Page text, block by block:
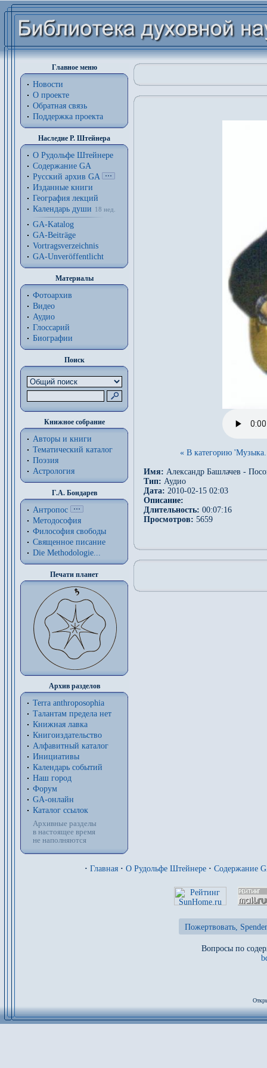
Главное меню
Новости
О проекте
Обратная связь
Поддержка проекта
Наследие Р. Штейнера
О Рудольфе Штейнере
Содержание GA
Русский архив GA
Изданные книги
География лекций
Календарь души
18 нед.
GA-Katalog
GA-Beiträge
Vortragsverzeichnis
GA-Unveröffentlicht
Материалы
Фотоархив
Видео
Аудио
Глоссарий
Биографии
Поиск
Книжное собрание
Авторы и книги
Тематический каталог
Поэзия
Астрология
Г.А. Бондарев
Антропос
Методософия
Философия cвободы
Священное писание
Die Methodologie...
Печати планет
Архив разделов
Terra anthroposophia
Талантам предела нет
Книжная лавка
Книгоиздательство
Алфавитный каталог
Инициативы
Календарь событий
Наш город
Форум
GA-онлайн
Каталог ссылок
Архивные разделы
в настоящее время
не наполняются
« В категорию
Имя: Александр Башлачев -
Тип: Аудио
Дата: 2010-02-15 02:03
Описание:
Длительность: 00:07:16
Просмотров: 5659
· Главная · О Рудольфе Штейнере · Содержание
Пожертвовать,
Вопросы по